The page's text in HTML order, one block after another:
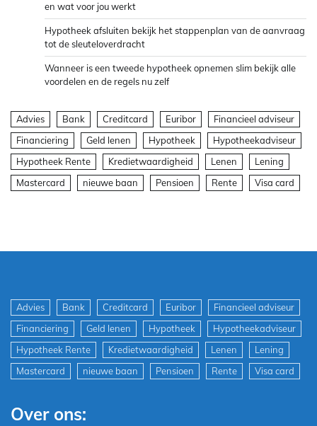
en wat voor jou werkt
Hypotheek afsluiten bekijk het stappenplan van de aanvraag
tot de sleuteloverdracht
Wanneer is een tweede hypotheek opnemen slim bekijk alle
voordelen en de regels nu zelf
Advies Bank Creditcard Euribor
Financieel adviseur
Financiering
Geld lenen Hypotheek
Hypotheekadviseur
Hypotheek Rente
Kredietwaardigheid Lenen
Lening
Mastercard
nieuwe baan Pensioen Rente Visa card
Advies Bank Creditcard Euribor
Financieel adviseur
Financiering
Geld lenen Hypotheek
Hypotheekadviseur
Hypotheek Rente
Kredietwaardigheid Lenen
Lening
Mastercard
nieuwe baan Pensioen Rente Visa card
Over ons: